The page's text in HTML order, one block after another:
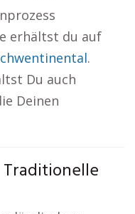
erhältst du auf
.
Du auch
Deinen